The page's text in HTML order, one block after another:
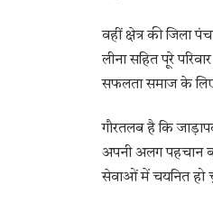
वहीं क्षेत्र की जिला
लीना सहित पूरे
सफलता समाज के लिए
गौरतलब है कि
अपनी अलग पहचान
सेवाओं में चयनित